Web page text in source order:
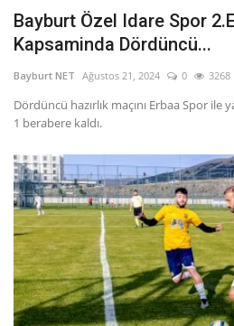
Bayburt Özel Idare Spor
Kapsaminda Dördüncü...
Bayburt NET Ağustos 21, 2024 0 3268
Dördüncü hazırlık maçını Erbaa Spor ile
1 berabere kaldı.